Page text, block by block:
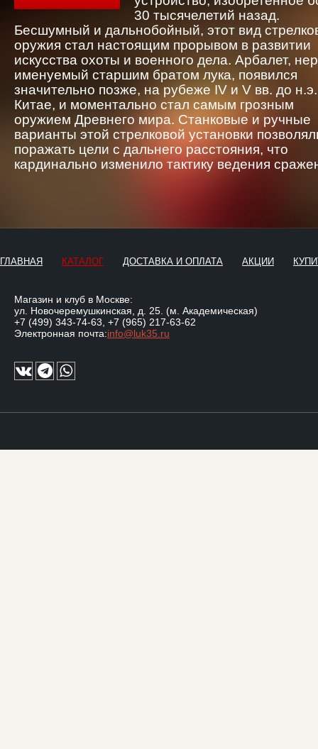
30 тысячелетий назад.
Бесшумный и дальнобойный, этот вид
оружия стал настоящим прорывом в развитии
искусства охоты и военного дела. Арбалет,
именуемый старшим братом лука, появился
значительно позже, на рубеже IV и V вв. до
Китае, и моментально стал самым грозным
оружием Древнего мира. Станковые и ручные
варианты этой стрелковой установки
поражать цели с дальнего расстояния, что
кардинально изменило тактику ведения
ГЛАВНАЯ КАТАЛОГ ДОСТАВКА И ОПЛАТА АКЦИИ
Магазин и клуб в Москве:
ул. Новочеремушкинская, д. 25. (м. Академическая)
+7 (499) 343-74-63 +7 (965) 217-63-62
Электронная почта:info@luk35.ru